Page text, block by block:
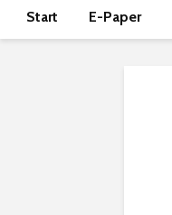
Start E-Paper